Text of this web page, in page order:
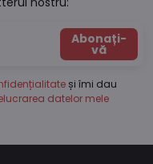
Abonați-
vă
și îmi dau
datelor mele